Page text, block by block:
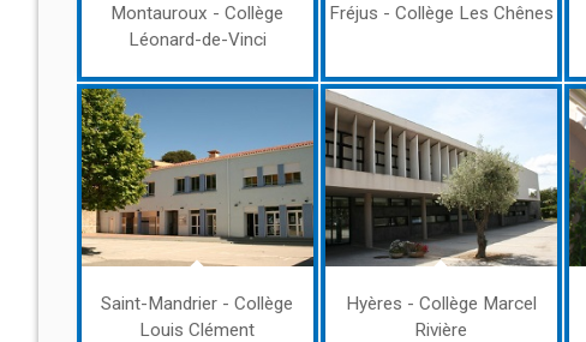
Montauroux - Collège
Léonard-de-Vinci
Fréjus - Collège Les Chênes
Saint-Mandrier - Collège
Louis Clément
Hyères - Collège Marcel
Rivière